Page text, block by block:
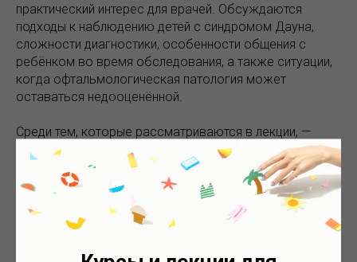
практический интерес для врачей. Обсуждаются
подходы к наблюдению детей с синдромом Дауна,
сложности диагностики, особенности общения с
ребёнком во время обследования, а также ситуации,
когда офтальмологическая патология может
оставаться недооценённой.
Среди тем, которые рассматриваются в лекции, —
нарушения рефракции, косоглазие, нистагм,
особенности аккомодации, кератоконус, патология
век, изменения роговицы, вопросы раннего выявления
заболеваний и необходимость регулярного
наблюдения. Поднимается и практический вопрос: как
действительно важны, и почему иногда необходимо